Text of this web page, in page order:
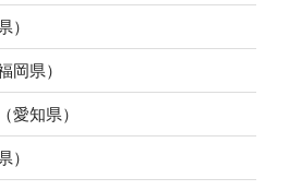
）
岡県）
愛知県）
）